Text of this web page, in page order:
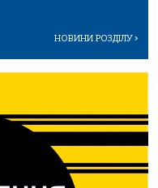
НОВИНИ РОЗДІЛУ>